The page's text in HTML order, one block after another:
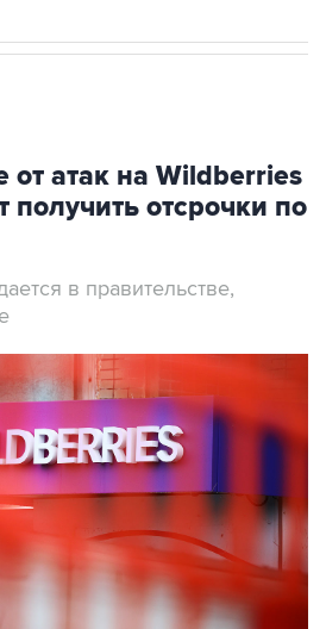
атак на Wildberries
получить отсрочки по
в правительстве,